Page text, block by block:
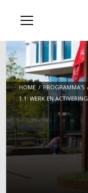
HOME PROGRAMMA'S
1.1: WERK EN ACTIVERING